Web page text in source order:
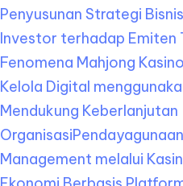
Penyusunan Strategi Bisnis
Investor terhadap Emiten
Fenomena Mahjong
Kelola Digital
Mendukung Keberlanjutan
Organisasi
Management melalui